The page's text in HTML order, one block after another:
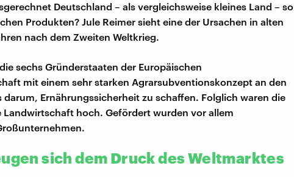
Deutschland – als vergleichsweise kleines Land – so
Produkten? Jule Reimer sieht eine der Ursachen in alten
nach dem Zweiten Weltkrieg.
sechs Gründerstaaten der Europäischen
mit einem sehr starken Agrarsubventionskonzept an den
darum, Ernährungssicherheit zu schaffen. Folglich waren die
hoch. Gefördert wurden vor allem
sich dem Druck des Weltmarktes